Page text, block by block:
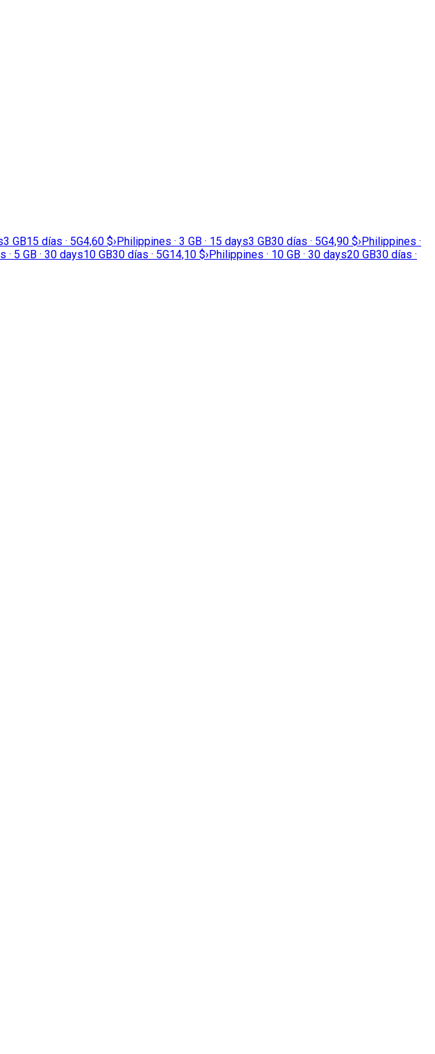
3 GB15 días · 5G4,60 $›Philippines · 3 GB · 15 days3 GB30 días · 5G4,90 $›Philippines ·
· 5 GB · 30 days10 GB30 días · 5G14,10 $›Philippines · 10 GB · 30 days20 GB30 días ·